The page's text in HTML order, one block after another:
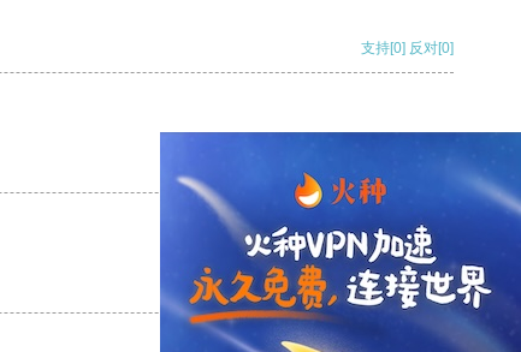
支持[0] 反对[0]
支持 [0] 反对[0]